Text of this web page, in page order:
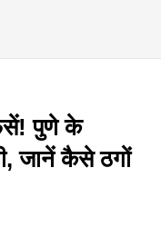
पुणे के
जानें कैसे ठगों